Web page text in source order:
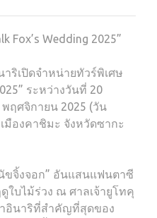
Fox’s Wedding 2025”
ริเปิดจำหน่ายทัวร์พิเศษ
ระหว่างวันที่ 20
พฤศจิกายน 2025 (วัน
มืองคาชิมะ จังหวัดซากะ
ขจิ้งจอก” อันแสนแฟนตาซี
ใบไม้ร่วง ณ ศาลเจ้ายูโทคุ
าอินาริที่สำคัญที่สุดของ